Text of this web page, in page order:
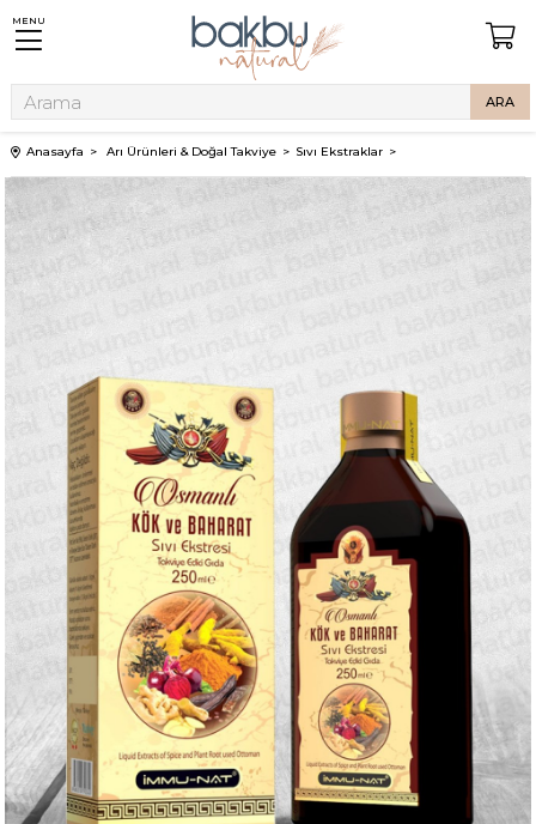
MENU
Anasayfa Arı Ürünleri & Doğal Takviye Sıvı Ekstraklar